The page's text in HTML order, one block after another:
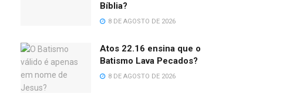
Bíblia?
8 DE AGOSTO DE 2026
Atos 22.16 ensina que o
Batismo Lava Pecados?
8 DE AGOSTO DE 2026